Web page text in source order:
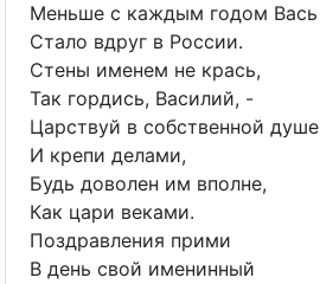
Меньше с каждым годом Вась
Стало вдруг в России.
Стены именем не крась,
Так гордись, Василий, -
Царствуй в собственной душе
И крепи делами,
Будь доволен им вполне,
Как цари веками.
Поздравления прими
В день свой именинный